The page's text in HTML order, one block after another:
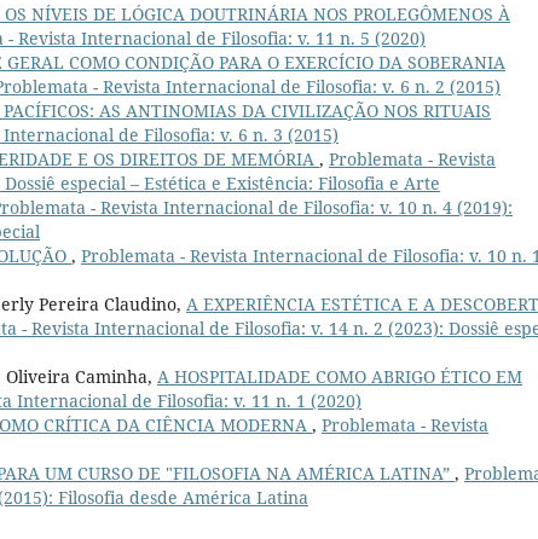
NÍVEIS DE LÓGICA DOUTRINÁRIA NOS PROLEGÔMENOS À
- Revista Internacional de Filosofia: v. 11 n. 5 (2020)
COMO CONDIÇÃO PARA O EXERCÍCIO DA SOBERANIA
- Revista Internacional de Filosofia: v. 6 n. 2 (2015)
PACÍFICOS: AS ANTINOMIAS DA CIVILIZAÇÃO NOS RITUAIS
de Filosofia: v. 6 n. 3 (2015)
E OS DIREITOS DE MEMÓRIA , Problemata - Revista
especial – Estética e Existência: Filosofia e Arte
- Revista Internacional de Filosofia: v. 10 n. 4 (2019):
, Problemata - Revista Internacional de Filosofia: v. 10 n.
Pereira Claudino, A EXPERIÊNCIA ESTÉTICA E A
- Revista Internacional de Filosofia: v. 14 n. 2 (2023): Dossiê
Oliveira Caminha, A HOSPITALIDADE COMO ABRIGO ÉTICO EM
Internacional de Filosofia: v. 11 n. 1 (2020)
CRÍTICA DA CIÊNCIA MODERNA , Problemata - Revista
UM CURSO DE "FILOSOFIA NA AMÉRICA LATINA” ,
Filosofia desde América Latina